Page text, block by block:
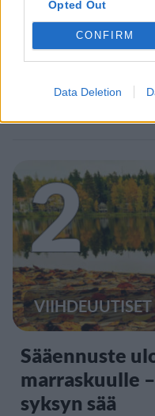
Opted Out
CONFIRM
Data Deletion
UUTISET
Leskeneläke
Kela
2
VIIHDEUUTISET
Sääennuste
marraskuulle
syksyn sää